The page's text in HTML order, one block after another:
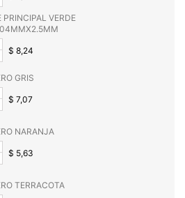
PRINCIPAL VERDE
$ 8,24
GRIS
$ 7,07
NARANJA
$ 5,63
TERRACOTA